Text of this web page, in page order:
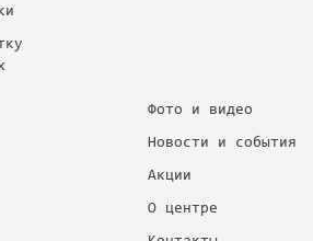
Фото и видео
Новости и события
Акции
О центре